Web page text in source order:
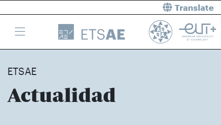
Translate
ETSAE
Actualidad